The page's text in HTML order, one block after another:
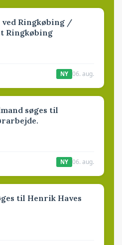
ved Ringkøbing /
Ringkøbing
NY 06. aug.
søges til
NY 06. aug.
til Henrik Haves